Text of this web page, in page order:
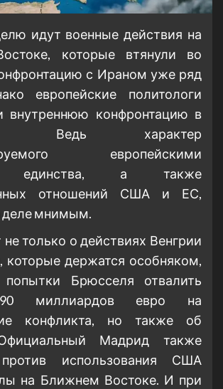
идут военные действия на
которые втянули во
с Ираном уже ряд
европейские политологи
внутреннюю конфронтацию в
Ведь характер
европейскими
единства, а также
отношений США и ЕС,
деле мнимым.
только о действиях Венгрии
которые держатся особняком,
попытки Брюсселя отвалить
миллиардов евро на
конфликта, но также об
Мадрид также
использования США
на Ближнем Востоке. И при